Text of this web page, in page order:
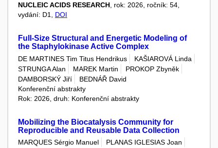
NUCLEIC ACIDS RESEARCH, rok: 2026, ročník: 54,
vydání: D1, DOI
Full-Size Structural and Energetic Modeling of
the Staphylokinase Active Complex
DE MARTINES Tim Titus Hendrikus
KAŠIAROVÁ Linda
STRUNGA Alan
MAREK Martin
PROKOP Zbyněk
DAMBORSKÝ Jiří
BEDNÁŘ David
Konferenční abstrakty
Rok: 2026, druh: Konferenční abstrakty
Mobilizing the Biocatalysis Community for
Reproducible and Reusable Data Collection
MARQUES Sérgio Manuel
PLANAS IGLESIAS Joan